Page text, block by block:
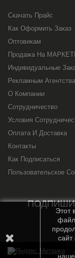
Скачать Прайс
Как Оформить Заказ
Оптовикам
Продажа На
Индивидуальные
Рекламным
О Компании
Сотрудничество
Условия
Оплата И Доставка
Контакты
Как Подписаться
Пользовательское
Этот
сайт